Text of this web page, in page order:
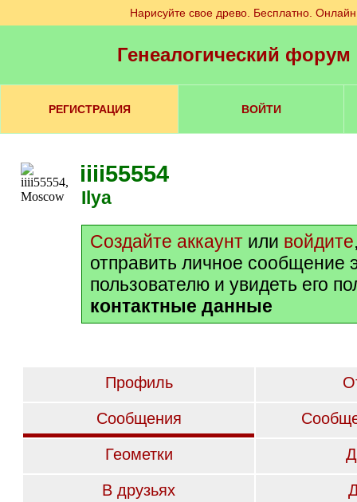
Нарисуйте свое древо. Бесплатно.
Генеалогический
РЕГИСТРАЦИЯ ВОЙТИ
iiii55554
Ilya
Создайте аккаунт или войдите
отправить личное сообщение
пользователю и увидеть его
контактные данные
Профиль
Сообщения
Геометки
В друзьях